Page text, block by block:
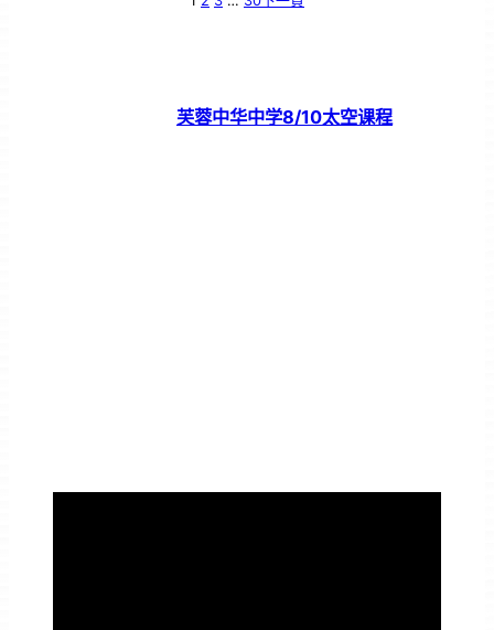
芙蓉中华中学8/10太空课程